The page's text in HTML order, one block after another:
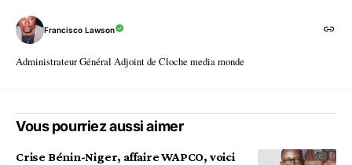
Francisco Lawson
Administrateur Général Adjoint de Cloche media monde
Vous pourriez aussi aimer
Crise Bénin-Niger, affaire WAPCO, voici